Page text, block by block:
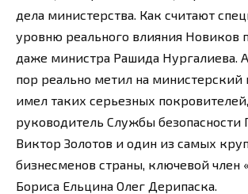
дела министерства. Как считают
уровню реального влияния Новиков
даже министра Рашида Нургалиева.
пор реально метил на министерский
имел таких серьезных
руководитель Службы безопасности
Виктор Золотов и один из самых
бизнесменов страны, ключевой член
Бориса Ельцина Олег Дерипаска.